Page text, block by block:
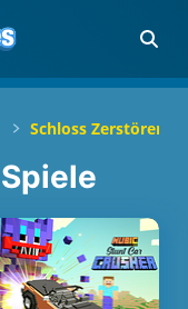
Schloss Zerstören
Spiele